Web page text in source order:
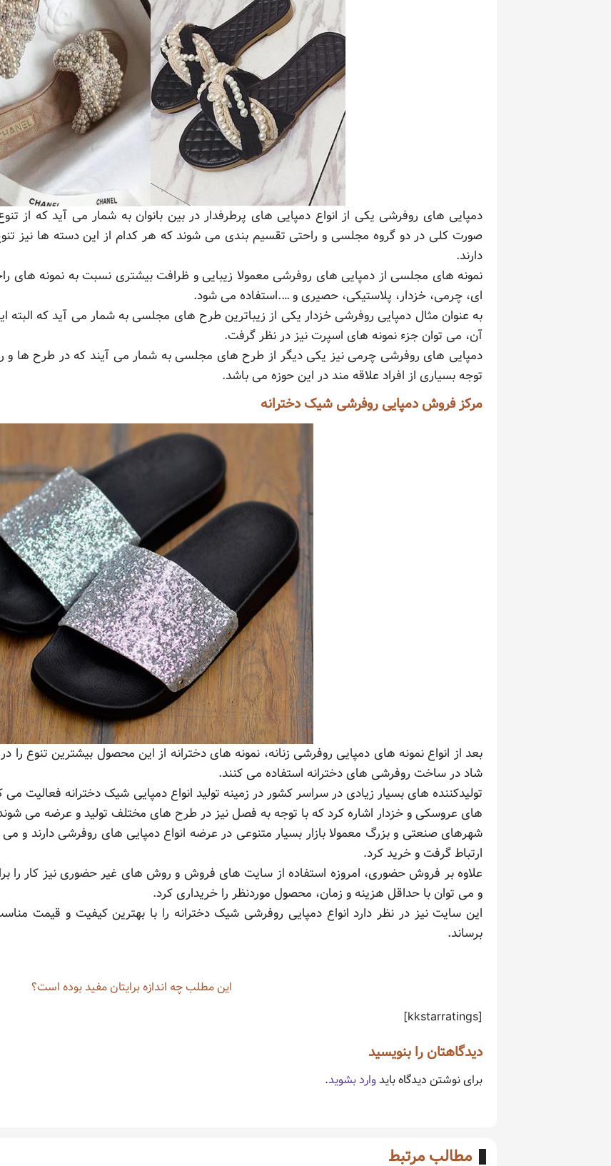
دمپایی های روفرشی یکی از انواع دمپایی های پرطرفدار در بین بانوان به شمار می آید که از تنوع
صورت کلی در دو گروه مجلسی و راحتی تقسیم بندی می شوند که هر کدام از این دسته ها نیز
دارند.
نمونه های مجلسی از دمپایی های روفرشی معمولا زیبایی و ظرافت بیشتری نسبت به نمونه های
ای، چرمی، خزدار، پلاستیکی، حصیری و ….استفاده می شود.
به عنوان مثال دمپایی روفرشی خزدار یکی از زیباترین طرح های مجلسی به شمار می آید که البته
آن، می توان جزء نمونه های اسپرت نیز در نظر گرفت.
دمپایی های روفرشی چرمی نیز یکی دیگر از طرح های مجلسی به شمار می آیند که در طرح ها و
توجه بسیاری از افراد علاقه مند در این حوزه می باشد.
مرکز فروش دمپایی روفرشی شیک دخترانه
بعد از انواع نمونه های دمپایی روفرشی زنانه، نمونه های دخترانه از این محصول بیشترین تنوع را
شاد در ساخت روفرشی های دخترانه استفاده می کنند.
تولیدکننده های بسیار زیادی در سراسر کشور در زمینه تولید انواع دمپایی شیک دخترانه فعالیت می
های عروسکی و خزدار اشاره کرد که با توجه به فصل نیز در طرح های مختلف تولید و عرضه می
شهرهای صنعتی و بزرگ معمولا بازار بسیار متنوعی در عرضه انواع دمپایی های روفرشی دارند و
ارتباط گرفت و خرید کرد.
علاوه بر فروش حضوری، امروزه استفاده از سایت های فروش و روش های غیر حضوری نیز کار را
و می توان با حداقل هزینه و زمان، محصول موردنظر را خریداری کرد.
این سایت نیز در نظر دارد انواع دمپایی روفرشی شیک دخترانه را با بهترین کیفیت و قیمت
برساند.
این مطلب چه‌ اندازه برایتان مفید بوده است؟
[kkstarratings]
دیدگاهتان را بنویسید
برای نوشتن دیدگاه بایدوارد بشوید.
مطالب مرتبط